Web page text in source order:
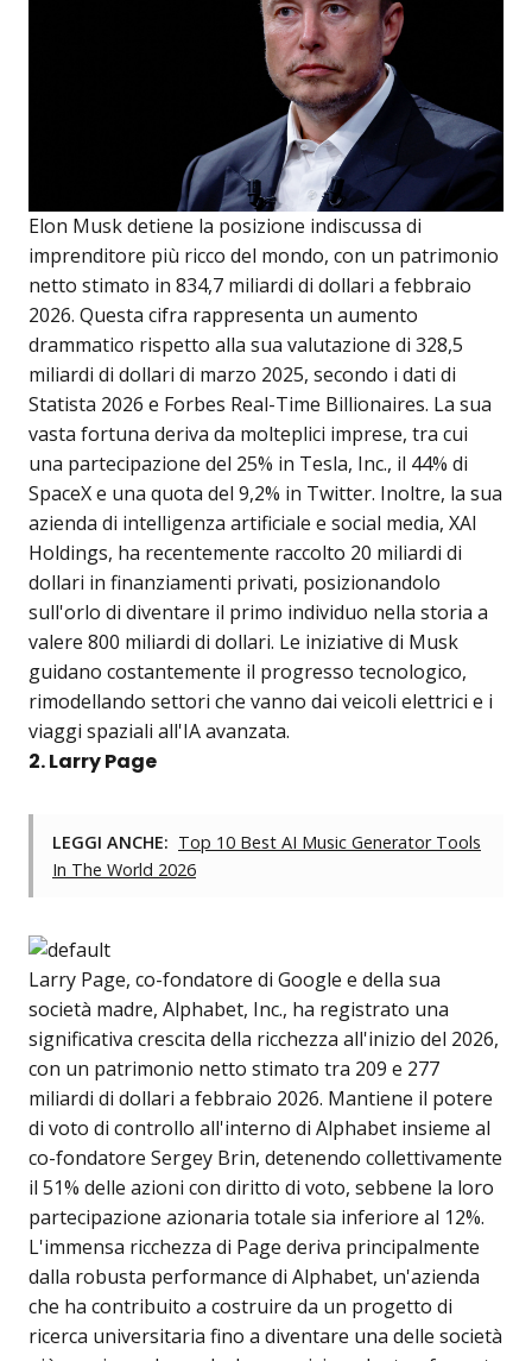
Elon Musk detiene la posizione indiscussa di
imprenditore più ricco del mondo, con un patrimonio
netto stimato in 834,7 miliardi di dollari a febbraio
2026. Questa cifra rappresenta un aumento
drammatico rispetto alla sua valutazione di 328,5
miliardi di dollari di marzo 2025, secondo i dati di
Statista 2026 e Forbes Real-Time Billionaires. La sua
vasta fortuna deriva da molteplici imprese, tra cui
una partecipazione del 25% in Tesla, Inc., il 44% di
SpaceX e una quota del 9,2% in Twitter. Inoltre, la sua
azienda di intelligenza artificiale e social media, XAI
Holdings, ha recentemente raccolto 20 miliardi di
dollari in finanziamenti privati, posizionandolo
sull'orlo di diventare il primo individuo nella storia a
valere 800 miliardi di dollari. Le iniziative di Musk
guidano costantemente il progresso tecnologico,
rimodellando settori che vanno dai veicoli elettrici e i
viaggi spaziali all'IA avanzata.
2. Larry Page
LEGGI ANCHE: Top 10 Best AI Music Generator Tools
In The World 2026
Larry Page, co-fondatore di Google e della sua
società madre, Alphabet, Inc., ha registrato una
significativa crescita della ricchezza all'inizio del 2026,
con un patrimonio netto stimato tra 209 e 277
miliardi di dollari a febbraio 2026. Mantiene il potere
di voto di controllo all'interno di Alphabet insieme al
co-fondatore Sergey Brin, detenendo collettivamente
il 51% delle azioni con diritto di voto, sebbene la loro
partecipazione azionaria totale sia inferiore al 12%.
L'immensa ricchezza di Page deriva principalmente
dalla robusta performance di Alphabet, un'azienda
che ha contribuito a costruire da un progetto di
ricerca universitaria fino a diventare una delle società